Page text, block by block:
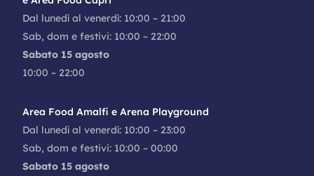
Dal lunedì al venerdì: 10:00 – 21:00
Sab, dom e festivi: 10:00 – 22:00
Sabato 15 agosto
10:00 – 22:00
Area Food Amalfi e Arena Playground
Dal lunedì al venerdì: 10:00 – 23:00
Sab, dom e festivi: 10:00 – 00:00
Sabato 15 agosto